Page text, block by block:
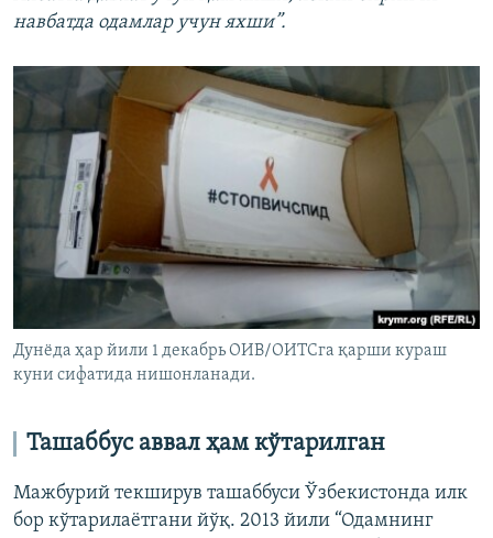
навбатда одамлар учун яхши”.
Дунёда ҳар йили 1 декабрь ОИВ/ОИТСга қарши кураш
куни сифатида нишонланади.
Ташаббус аввал ҳам кўтарилган
Мажбурий текширув ташаббуси Ўзбекистонда илк
бор кўтарилаётгани йўқ. 2013 йили “Одамнинг